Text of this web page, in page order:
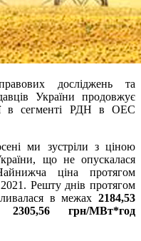
досліджень та
України продовжує
в сегменті РДН в ОЕС
ми зустріли з ціною
що не опускалася
ціна протягом
Решту днів протягом
в межах 2184,53
2305,56 грн/МВт*год